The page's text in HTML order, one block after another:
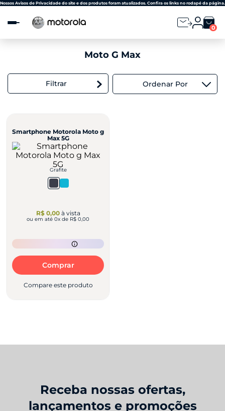
Observação:
site
um
Nossos Avisos de Privacidade do site e dos produtos foram atualizados. Confira os links no rodapé da página.
0
Moto G Max
Filtrar Ordenar Por
Smartphone Motorola Moto g
Max 5G
Grafite
R$ 0,00à vista
ou em até 0x de R$ 0,00
Comprar
Compare este produto
Receba nossas ofertas,
lançamentos e promoções